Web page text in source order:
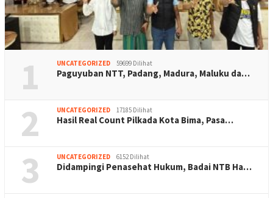
1 UNCATEGORIZED 59699 Dilihat
Paguyuban NTT, Padang, Madura, Maluku da…
2 UNCATEGORIZED 17185 Dilihat
Hasil Real Count Pilkada Kota Bima, Pasa…
3 UNCATEGORIZED 6152 Dilihat
Didampingi Penasehat Hukum, Badai NTB Ha…